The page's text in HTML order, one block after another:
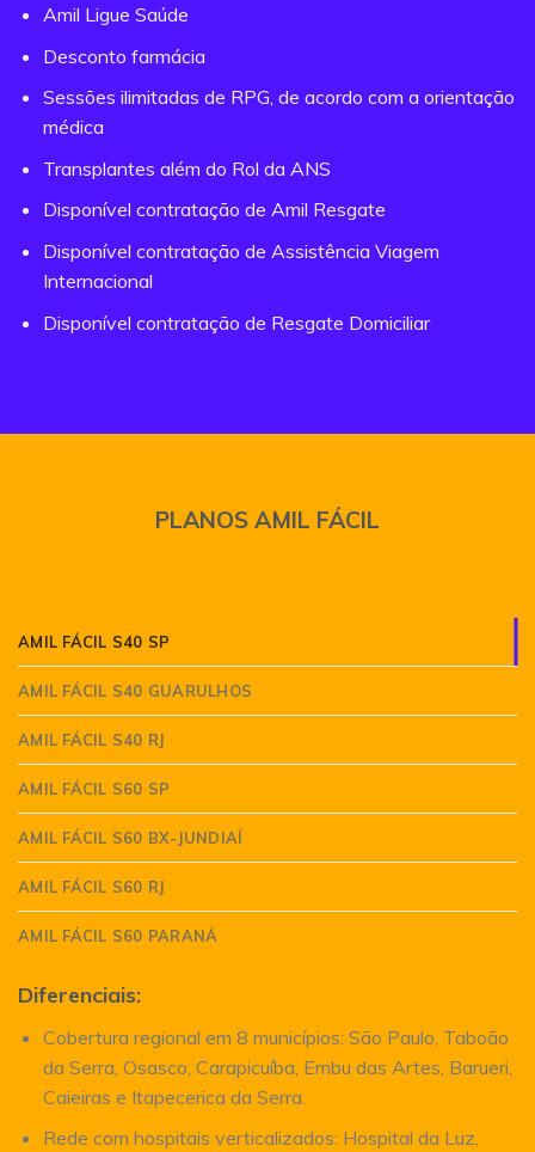
Amil Ligue Saúde
Desconto farmácia
Sessões ilimitadas de RPG, de acordo com a orientação
médica
Transplantes além do Rol da ANS
Disponível contratação de Amil Resgate
Disponível contratação de Assistência Viagem
Internacional
Disponível contratação de Resgate Domiciliar
PLANOS AMIL FÁCIL
AMIL FÁCIL S40 SP
AMIL FÁCIL S40 GUARULHOS
AMIL FÁCIL S40 RJ
AMIL FÁCIL S60 SP
AMIL FÁCIL S60 BX-JUNDIAÍ
AMIL FÁCIL S60 RJ
AMIL FÁCIL S60 PARANÁ
Diferenciais:
Cobertura regional em 8 municípios: São Paulo, Taboão
da Serra, Osasco, Carapicuíba, Embu das Artes, Barueri,
Caieiras e Itapecerica da Serra.
Rede com hospitais verticalizados: Hospital da Luz,